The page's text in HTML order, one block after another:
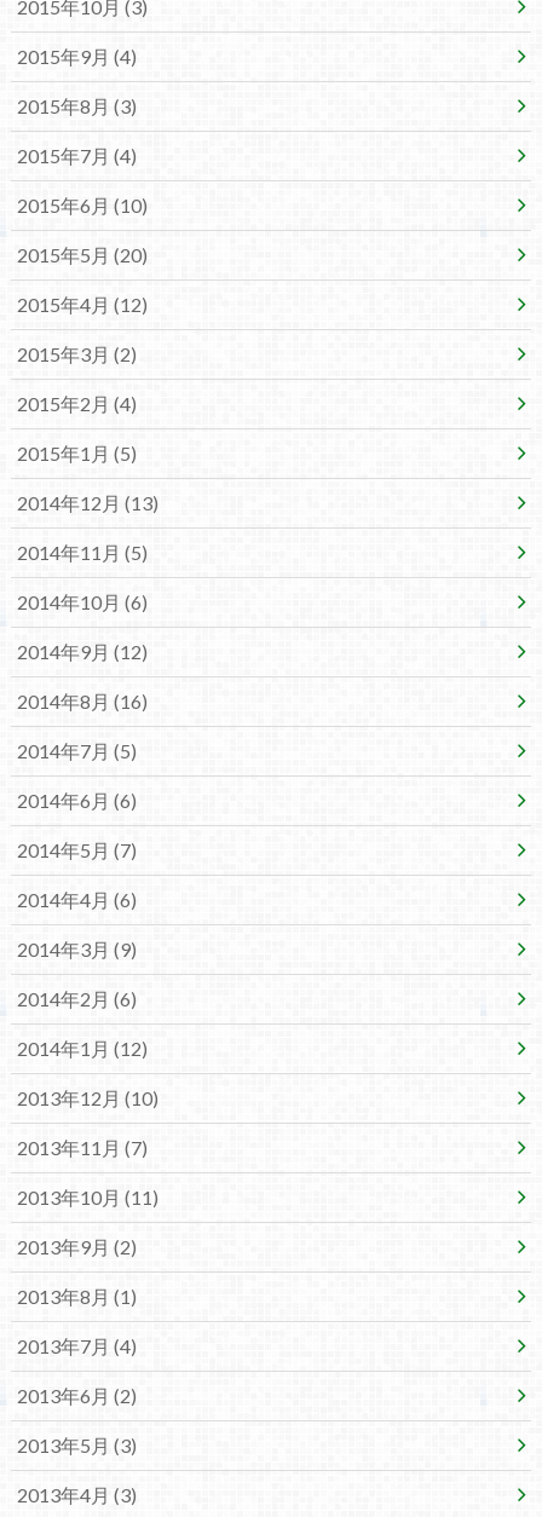
2015年10月 (3)
2015年9月 (4)
2015年8月 (3)
2015年7月 (4)
2015年6月 (10)
2015年5月 (20)
2015年4月 (12)
2015年3月 (2)
2015年2月 (4)
2015年1月 (5)
2014年12月 (13)
2014年11月 (5)
2014年10月 (6)
2014年9月 (12)
2014年8月 (16)
2014年7月 (5)
2014年6月 (6)
2014年5月 (7)
2014年4月 (6)
2014年3月 (9)
2014年2月 (6)
2014年1月 (12)
2013年12月 (10)
2013年11月 (7)
2013年10月 (11)
2013年9月 (2)
2013年8月 (1)
2013年7月 (4)
2013年6月 (2)
2013年5月 (3)
2013年4月 (3)